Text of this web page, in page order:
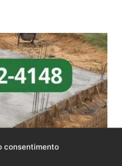
consentimento
(como portadores de